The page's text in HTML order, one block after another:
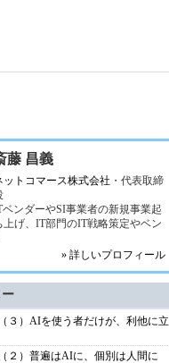
藤 昌義
ットコマース株式会社 ・代表取締
ベンダーやSI事業者の新規事業起
上げ、IT部門のIT戦略策定やベン
» 詳しいプロフィール
３）AIを使う者だけが、利他に立
２）普遍はAIに、個別は人間に